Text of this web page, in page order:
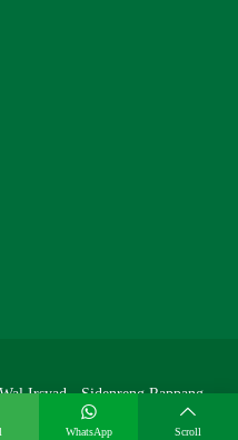
Irsyad - Sidenreng Rappang
WhatsApp Scroll